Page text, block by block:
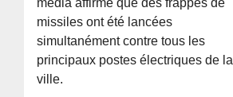
média affirme que des frappes de
missiles ont été lancées
simultanément contre tous les
principaux postes électriques de la
ville.